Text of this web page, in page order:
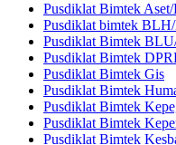
Pusdiklat Bimtek
Pusdiklat bimtek
Pusdiklat Bimtek
Pusdiklat Bimtek
Pusdiklat Bimtek Gis
Pusdiklat Bimtek
Pusdiklat Bimtek
Pusdiklat Bimtek
Pusdiklat Bimtek